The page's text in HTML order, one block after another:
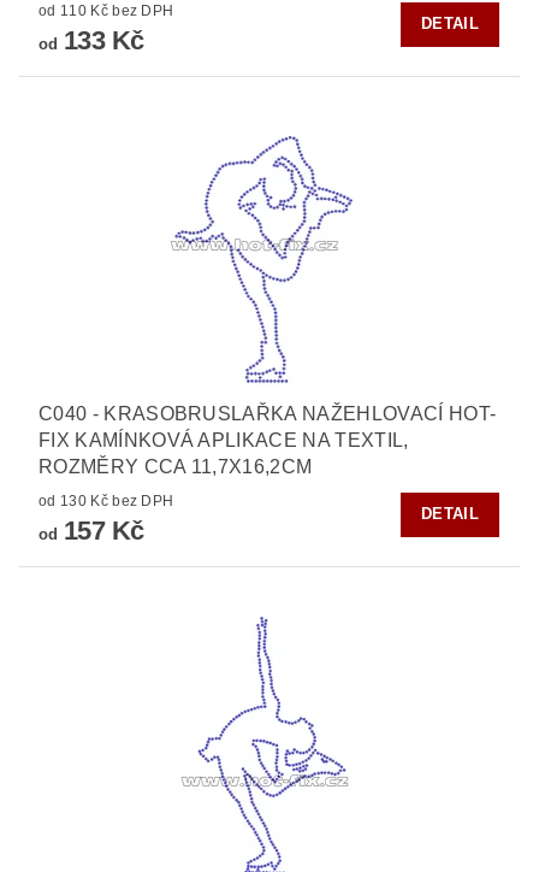
od 110 Kč bez DPH
od 133 Kč
DETAIL
C040 - KRASOBRUSLAŘKA NAŽEHLOVACÍ HOT-
FIX KAMÍNKOVÁ APLIKACE NA TEXTIL,
ROZMĚRY CCA 11,7X16,2CM
od 130 Kč bez DPH
od 157 Kč
DETAIL